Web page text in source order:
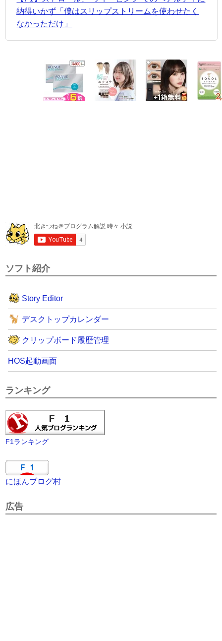
納得いかず「僕はスリップストリームを使わせたく
なかっただけ」
ソフト紹介
Story Editor
デスクトップカレンダー
クリップボード履歴管理
HOS起動画面
ランキング
F1ランキング
にほんブログ村
広告